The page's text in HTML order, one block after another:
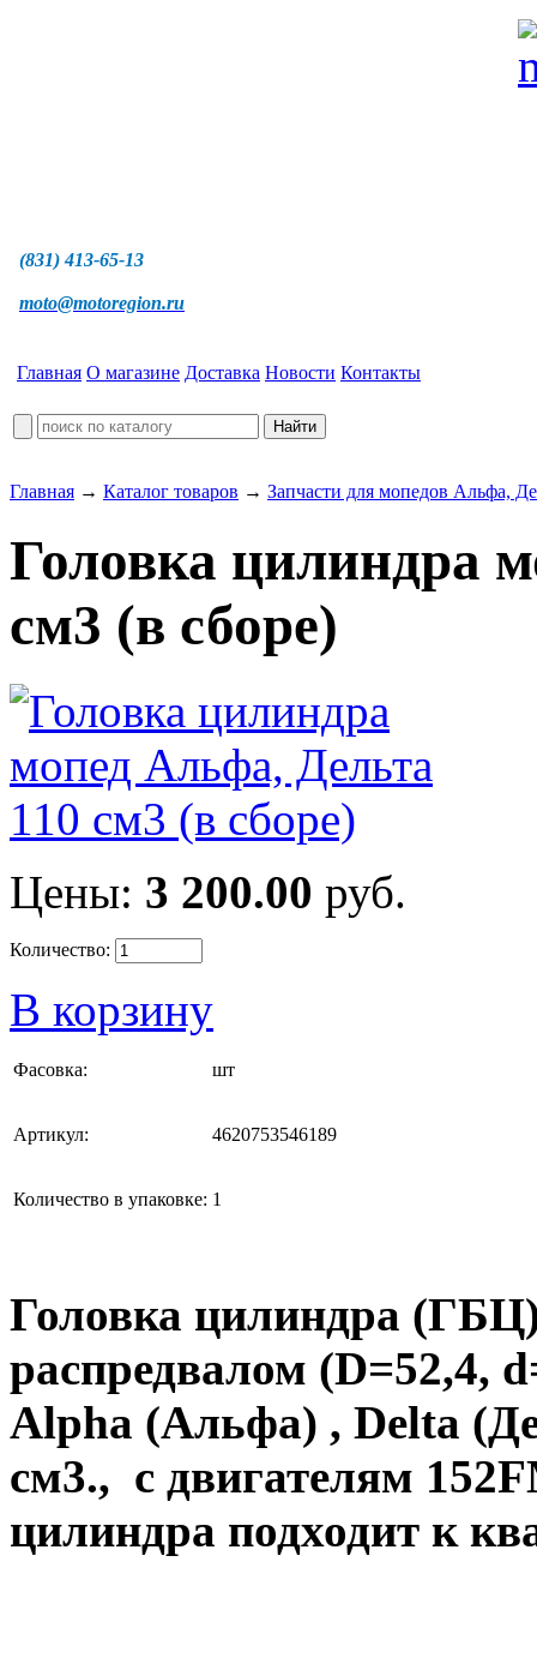
(831) 413-65-13
moto@motoregion.ru
Главная О магазине Доставка Новости Контакты
Главная → Каталог товаров → Запчасти для мопедов Альфа,
Головка цилиндра
см3 (в сборе)
Цены: 3 200.00 руб.
Количество:
В корзину
Фасовка: шт
Артикул: 4620753546189
Количество в упаковке: 1
Головка цилиндра
распредвалом (D=52,4,
Alpha (Альфа) , Delta
см3., с двигателям
цилиндра подходит к